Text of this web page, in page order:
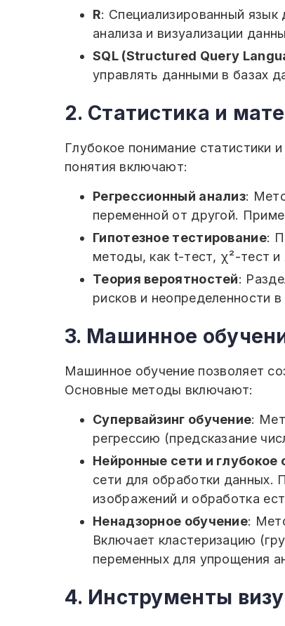
R: Специализированный язык
анализа и визуализации
SQL (Structured Query
управлять данными в базах
2. Статистика и
Глубокое понимание статистики
понятия включают:
Регрессионный анализ:
переменной от другой.
Гипотезное тестирование:
методы, как t-тест, χ²-тест и
Теория вероятностей:
рисков и неопределенности
3. Машинное
Машинное обучение позволяет
Основные методы включают:
Супервайзинг обучение:
регрессию (предсказание
Нейронные сети и глубокое
сети для обработки данных.
изображений и обработка
Ненадзорное обучение:
Включает кластеризацию
переменных для упрощения
4. Инструменты